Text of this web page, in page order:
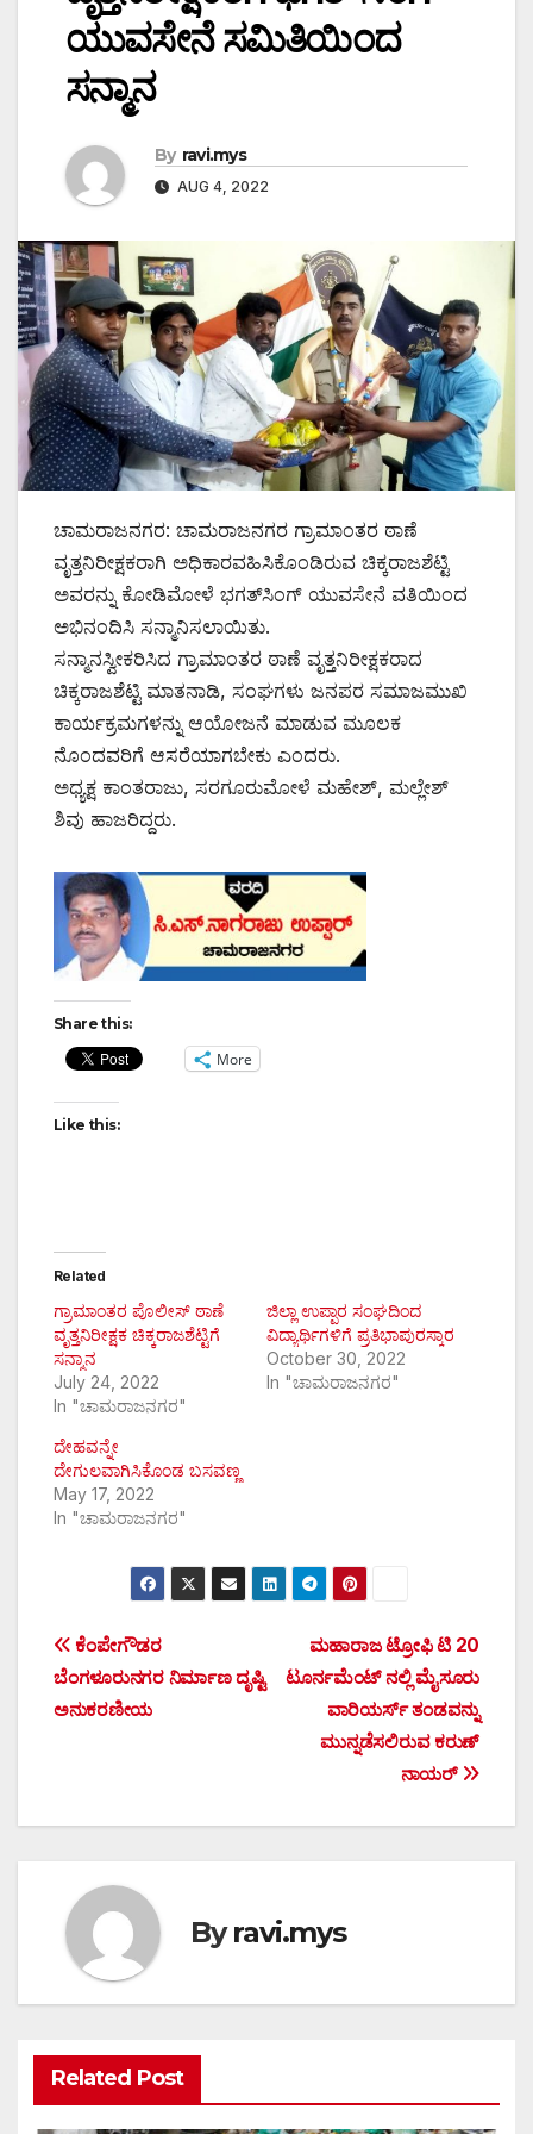
ಯುವಸೇನೆ ಸಮಿತಿಯಿಂದ
ಸನ್ಮಾನ
By ravi.mys
AUG 4, 2022
ಚಾಮರಾಜನಗರ: ಚಾಮರಾಜನಗರ ಗ್ರಾಮಾಂತರ ಠಾಣೆ
ವೃತ್ತನಿರೀಕ್ಷಕರಾಗಿ ಅಧಿಕಾರವಹಿಸಿಕೊಂಡಿರುವ ಚಿಕ್ಕರಾಜಶೆಟ್ಟಿ
ಅವರನ್ನು ಕೋಡಿಮೋಳೆ ಭಗತ್‌ಸಿಂಗ್ ಯುವಸೇನೆ ವತಿಯಿಂದ
ಅಭಿನಂದಿಸಿ ಸನ್ಮಾನಿಸಲಾಯಿತು.
ಸನ್ಮಾನಸ್ವೀಕರಿಸಿದ ಗ್ರಾಮಾಂತರ ಠಾಣೆ ವೃತ್ತನಿರೀಕ್ಷಕರಾದ
ಚಿಕ್ಕರಾಜಶೆಟ್ಟಿ ಮಾತನಾಡಿ, ಸಂಘಗಳು ಜನಪರ ಸಮಾಜಮುಖಿ
ಕಾರ್ಯಕ್ರಮಗಳನ್ನು ಆಯೋಜನೆ ಮಾಡುವ ಮೂಲಕ
ನೊಂದವರಿಗೆ ಆಸರೆಯಾಗಬೇಕು ಎಂದರು.
ಅಧ್ಯಕ್ಷ ಕಾಂತರಾಜು, ಸರಗೂರುಮೋಳೆ ಮಹೇಶ್, ಮಲ್ಲೇಶ್
ಶಿವು ಹಾಜರಿದ್ದರು.
Share this:
More
Like this:
Related
ಗ್ರಾಮಾಂತರ ಪೊಲೀಸ್ ಠಾಣೆ
ವೃತ್ತನಿರೀಕ್ಷಕ ಚಿಕ್ಕರಾಜಶೆಟ್ಟಿಗೆ
ಸನ್ಮಾನ
July 24, 2022
In "ಚಾಮರಾಜನಗರ"
ಜಿಲ್ಲಾ ಉಪ್ಪಾರ ಸಂಘದಿಂದ
ವಿದ್ಯಾರ್ಥಿಗಳಿಗೆ ಪ್ರತಿಭಾಪುರಸ್ಕಾರ
October 30, 2022
In "ಚಾಮರಾಜನಗರ"
ದೇಹವನ್ನೇ
ದೇಗುಲವಾಗಿಸಿಕೊಂಡ ಬಸವಣ್ಣ
May 17, 2022
In "ಚಾಮರಾಜನಗರ"
Post
navigation
ಮಹಾರಾಜ ಟ್ರೋಫಿ ಟಿ 20
ಟೂರ್ನಮೆಂಟ್ ನಲ್ಲಿ ಮೈಸೂರು
ವಾರಿಯರ್ಸ್ ತಂಡವನ್ನು
ಮುನ್ನಡೆಸಲಿರುವ ಕರುಣ್
ನಾಯರ್
ಕೆಂಪೇಗೌಡರ
ಬೆಂಗಳೂರುನಗರ ನಿರ್ಮಾಣ ದೃಷ್ಟಿ
ಅನುಕರಣೀಯ
Byravi.mys
Related Post